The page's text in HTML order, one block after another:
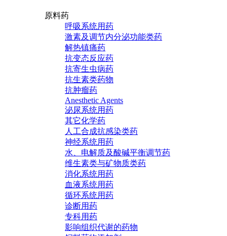
原料药
呼吸系统用药
激素及调节内分泌功能类药
解热镇痛药
抗变态反应药
抗寄生虫病药
抗生素类药物
抗肿瘤药
Anesthetic Agents
泌尿系统用药
其它化学药
人工合成抗感染类药
神经系统用药
水、电解质及酸碱平衡调节药
维生素类与矿物质类药
消化系统用药
血液系统用药
循环系统用药
诊断用药
专科用药
影响组织代谢的药物